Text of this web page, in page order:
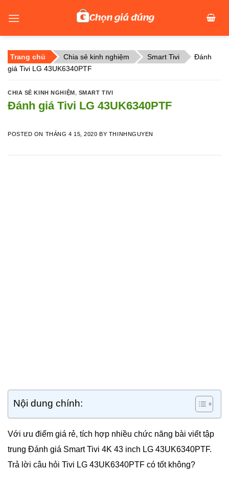
Trang chủ Chia sẻ kinh nghiệm Smart Tivi
Đánh
giá Tivi LG 43UK6340PTF
CHIA SẺ KINH NGHIỆM, SMART TIVI
Đánh giá Tivi LG 43UK6340PTF
POSTED ON THÁNG 4 15, 2020 BY THINHNGUYEN
Nội dung chính:
Với ưu điểm giá rẻ, tích hợp nhiều chức năng bài viết tập
trung Đánh giá Smart Tivi 4K 43 inch LG 43UK6340PTF.
Trả lời câu hỏi Tivi LG 43UK6340PTF có tốt không?